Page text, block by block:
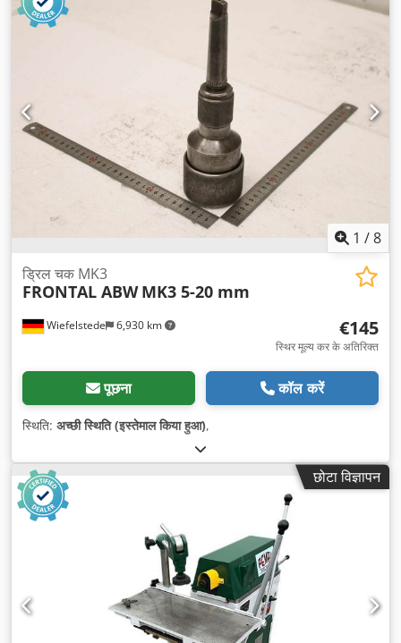
1 /8
Wiefelstede 6,930 km
ड्रिल चक MK3
FRONTAL ABW MK3 5-20 mm
€145
स्थिर मूल्य कर के अतिरिक्त
पूछना कॉल करें
स्थिति: अच्छी स्थिति (इस्तेमाल किया हुआ),
छोटा विज्ञापन